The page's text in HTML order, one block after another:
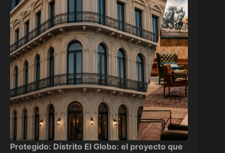
Protegido: Distrito El Globo: el proyecto que